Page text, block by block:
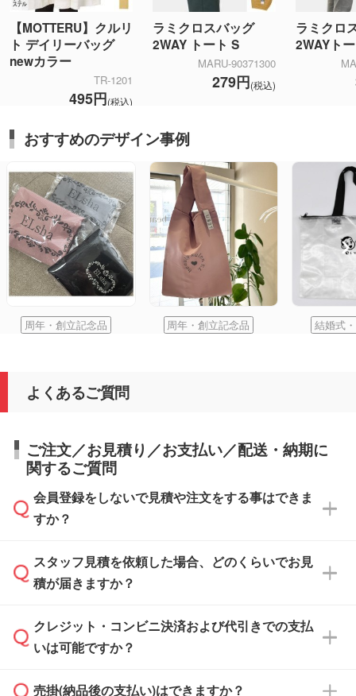
【MOTTERU】クルリ
ト デイリーバッグ
newカラー
TR-1201
495円(税込)
ラミクロスバッグ
2WAY トート S
MARU-90371300
279円(税込)
ラミクロ
2WAYト
おすすめのデザイン事例
周年・創立記念品 周年・創立記念品 結婚式
よくあるご質問
ご注文／お見積り／お支払い／配送・納期に
関するご質問
会員登録をしないで見積や注文をする事はできま
すか？
可能です。見積・注文フォームにて『ゲストの
まま進む』ボタンからお進みのうえ、ご依頼く
スタッフ見積を依頼した場合、どのくらいでお見
積が届きますか？
通常、翌営業日までにお送りしております。混
雑状況によっては、お時間をいただくこともご
依頼いただいた場合は、翌営業日以降のご連絡
クレジット・コンビニ決済および代引きでの支払
いは可能ですか？
売掛(納品後の支払い)はできますか？